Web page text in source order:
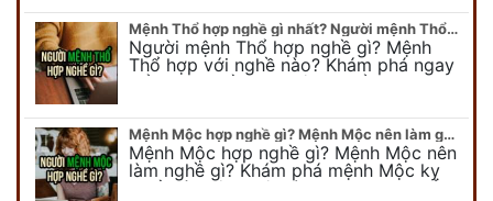
Mệnh Thổ hợp nghề gì nhất? Người mệnh Thổ kỵ nghề gì?
Người mệnh Thổ hợp nghề gì? Mệnh
Thổ hợp với nghề nào? Khám phá ngay
để chọn nghề hợp mệnh Thổ. Cũng như
Mệnh Mộc hợp nghề gì? Mệnh Mộc nên làm gì? Mệnh Mộc kỵ nghề nào?
Mệnh Mộc hợp nghề gì? Mệnh Mộc nên
làm nghề gì? Khám phá mệnh Mộc kỵ
nghề gì không nên làm. Xem ngay để